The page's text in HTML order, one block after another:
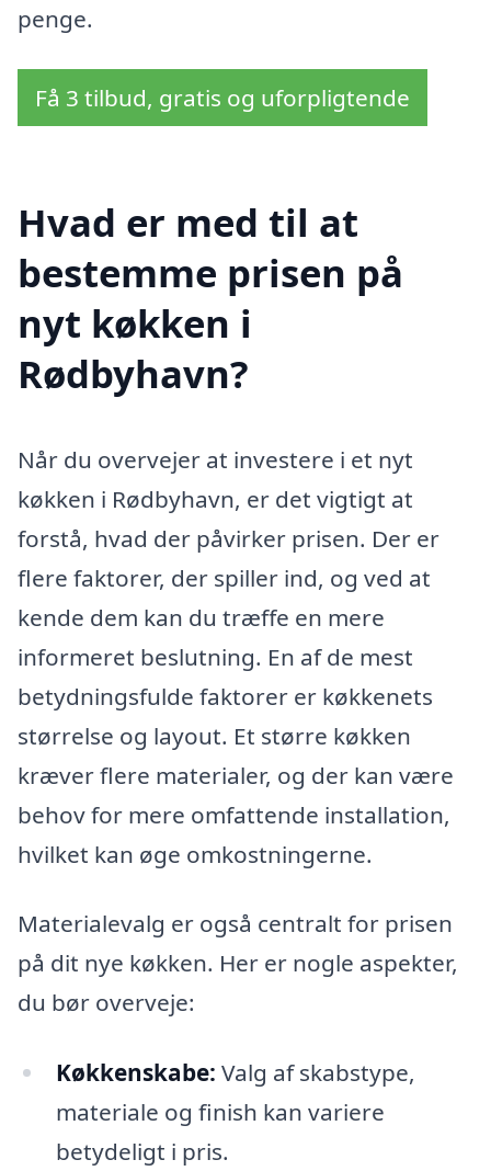
penge.
Få 3 tilbud, gratis og uforpligtende
Hvad er med til at
bestemme prisen på
nyt køkken i
Rødbyhavn?
Når du overvejer at investere i et nyt
køkken i Rødbyhavn, er det vigtigt at
forstå, hvad der påvirker prisen. Der er
flere faktorer, der spiller ind, og ved at
kende dem kan du træffe en mere
informeret beslutning. En af de mest
betydningsfulde faktorer er køkkenets
størrelse og layout. Et større køkken
kræver flere materialer, og der kan være
behov for mere omfattende installation,
hvilket kan øge omkostningerne.
Materialevalg er også centralt for prisen
på dit nye køkken. Her er nogle aspekter,
du bør overveje:
Køkkenskabe: Valg af skabstype,
materiale og finish kan variere
betydeligt i pris.